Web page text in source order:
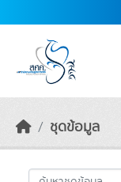
ชุดข้อมูล